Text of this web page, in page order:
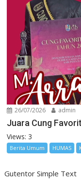
26/07/2026 admin
Juara Cung
Views: 3
Berita Umum HUMAS
Gutentor Simple Text